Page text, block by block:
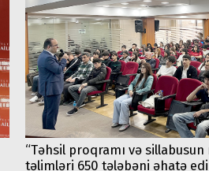
“Təhsil proqramı və sillabusun
təlimləri 650 tələbəni əhatə